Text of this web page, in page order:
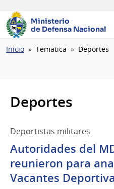
Ministerio
de Defensa Nacional
Ruta
Inicio Tematica Deportes
Deportes
Deportistas militares
Autoridades del
reunieron para
Vacantes